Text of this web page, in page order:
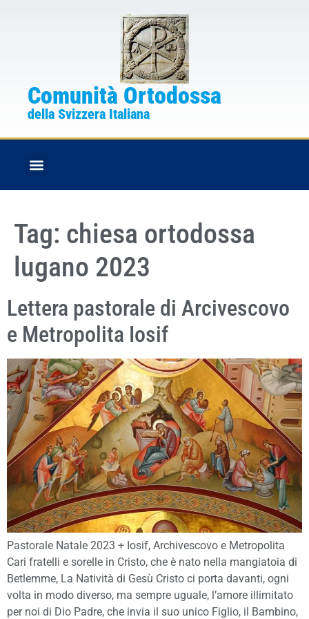
Comunità Ortodossa
della Svizzera Italiana
Tag: chiesa ortodossa
lugano 2023
Lettera pastorale di Arcivescovo
e Metropolita Iosif
Pastorale Natale 2023 + Iosif, Archivescovo e Metropolita
Cari fratelli e sorelle in Cristo, che è nato nella mangiatoia di
Betlemme, La Natività di Gesù Cristo ci porta davanti, ogni
volta in modo diverso, ma sempre uguale, l’amore illimitato
per noi di Dio Padre, che invia il suo unico Figlio, il Bambino,